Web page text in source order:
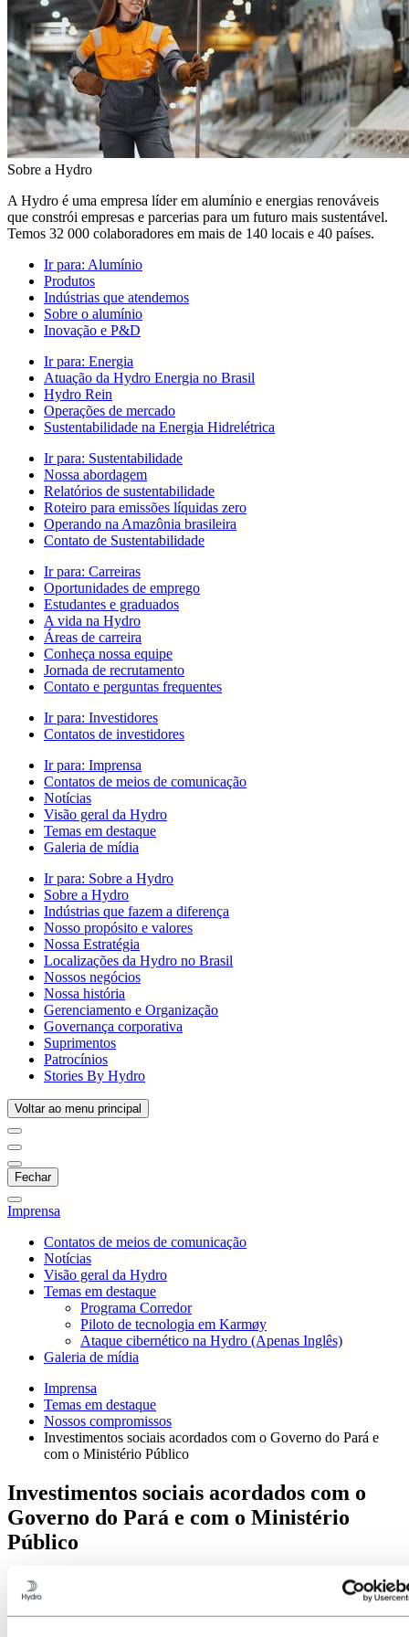
Sobre a Hydro
A Hydro é uma empresa líder em alumínio e energias renováveis
que constrói empresas e parcerias para um futuro mais sustentável.
Temos 32 000 colaboradores em mais de 140 locais e 40 países.
Ir para: Alumínio
Produtos
Indústrias que atendemos
Sobre o alumínio
Inovação e P&D
Ir para: Energia
Atuação da Hydro Energia no Brasil
Hydro Rein
Operações de mercado
Sustentabilidade na Energia Hidrelétrica
Ir para: Sustentabilidade
Nossa abordagem
Relatórios de sustentabilidade
Roteiro para emissões líquidas zero
Operando na Amazônia brasileira
Contato de Sustentabilidade
Ir para: Carreiras
Oportunidades de emprego
Estudantes e graduados
A vida na Hydro
Áreas de carreira
Conheça nossa equipe
Jornada de recrutamento
Contato e perguntas frequentes
Ir para: Investidores
Contatos de investidores
Ir para: Imprensa
Contatos de meios de comunicação
Notícias
Visão geral da Hydro
Temas em destaque
Galeria de mídia
Ir para: Sobre a Hydro
Sobre a Hydro
Indústrias que fazem a diferença
Nosso propósito e valores
Nossa Estratégia
Localizações da Hydro no Brasil
Nossos negócios
Nossa história
Gerenciamento e Organização
Governança corporativa
Suprimentos
Patrocínios
Stories By Hydro
Voltar ao menu principal
Fechar
Imprensa
Contatos de meios de comunicação
Notícias
Visão geral da Hydro
Temas em destaque
Programa Corredor
Piloto de tecnologia em Karmøy
Ataque cibernético na Hydro (Apenas Inglês)
Galeria de mídia
Imprensa
Temas em destaque
Nossos compromissos
Investimentos sociais acordados com o Governo do Pará e
com o Ministério Público
Investimentos sociais acordados com o
Governo do Pará e com o Ministério
Público